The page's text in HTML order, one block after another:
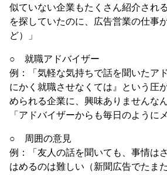
似ていない企業もたくさん紹介され
を探していたのに、広告営業の仕事
ど）」
○ 就職アドバイザー
例：「気軽な気持ちで話を聞いたア
にかく就職させなくては』という圧
められる企業に、興味ありませんな
「アドバイザーからも毎日のように
○ 周囲の意見
例：「友人の話を聞いても、事情は
はめるのは難しい（新聞広告でたま